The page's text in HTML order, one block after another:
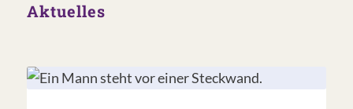
Aktuelles